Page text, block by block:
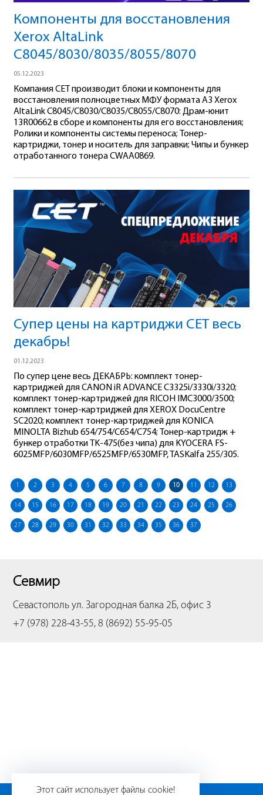
Компоненты для восстановления
Xerox AltaLink
C8045/8030/8035/8055/8070
05.12.2023
Компания CET производит блоки и компоненты для
восстановления полноцветных МФУ формата А3 Xerox
AltaLink C8045/C8030/C8035/C8055/C8070: Драм-юнит
13R00662 в сборе и компоненты для его восстановления;
Ролики и компоненты системы переноса; Тонер-
картриджи, тонер и носитель для заправки; Чипы и бункер
отработанного тонера CWAA0869.
Супер цены на картриджи СЕТ весь
декабрь!
01.12.2023
По супер цене весь ДЕКАБРЬ: комплект тонер-
картриджей для CANON iR ADVANCE C3325i/3330i/3320;
комплект тонер-картриджей для RICOH IMC3000/3500;
комплект тонер-картриджей для XEROX DocuCentre
SC2020; комплект тонер-картриджей для KONICA
MINOLTA Bizhub 654/754/C654/C754; Тонер-картридж +
бункер отработки TK-475(без чипа) для KYOCERA FS-
6025MFP/6030MFP/6525MFP/6530MFP, TASKalfa 255/305.
1 2 3 4 5 6 7 8 9 10 11 12 13
14 15 16 17 18 19 20 21 22 23 24 25 26
27 28 29 30 31 32 33 34 35 36 37
Севмир
Севастополь ул. Загородная балка 2Б, офис 3
+7 (978) 228-43-55, 8 (8692) 55-95-05
Этот сайт использует файлы cookie!